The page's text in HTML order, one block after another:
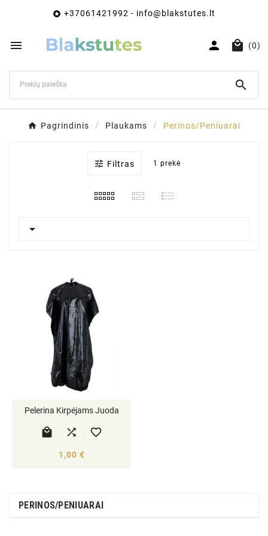
 +37061421992 - info@blakstutes.lt
   (0)

Pagrindinis Plaukams Perinos/Peniuarai
 Filtras 1 prekė

Pelerina Kirpėjams Juoda
  
1,00 €
PERINOS/PENIUARAI